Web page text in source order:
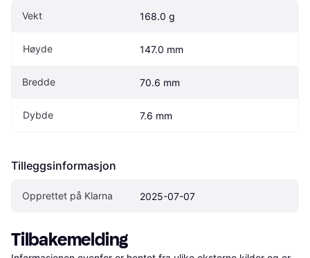
Vekt 168.0 g
Høyde 147.0 mm
Bredde 70.6 mm
Dybde 7.6 mm
Tilleggsinformasjon
Opprettet på Klarna 2025-07-07
Tilbakemelding